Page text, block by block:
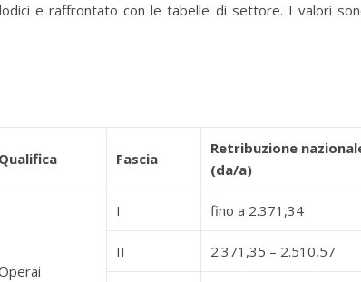
e raffrontato con le tabelle di settore. I valori
Qualifica Fascia
Retribuzione
(da/a)
I fino a 2.371,34
II 2.371,35 – 2.510,57